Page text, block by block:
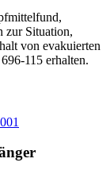
zur Situation,
von evakuierten
115 erhalten.